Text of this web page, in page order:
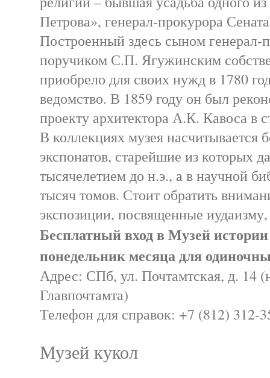
Петрова», генерал-прокурора
Построенный здесь сыном генерал-
поручиком С.П. Ягужинским
приобрело для своих нужд в 1780
ведомство. В 1859 году он был
проекту архитектора А.К. Кавоса в
В коллекциях музея насчитывается
экспонатов, старейшие из которых
тысячелетием до н.э., а в научной
тысяч томов. Стоит обратить
экспозиции, посвященные
Бесплатный вход в Музей
понедельник месяца для
Адрес: СПб, ул. Почтамтская, д. 14
Главпочтамта)
Телефон для справок: +7 (812) 312-
Музей кукол